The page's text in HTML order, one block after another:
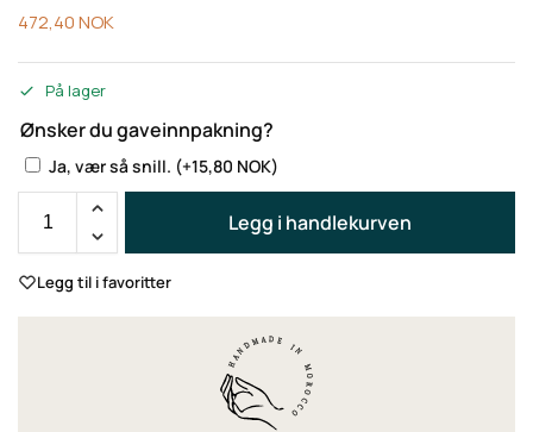
472,40NOK
På lager
Ønsker du gaveinnpakning?
Ja, vær så snill. (+15,80 NOK)
Legg i handlekurven
Legg til i favoritter